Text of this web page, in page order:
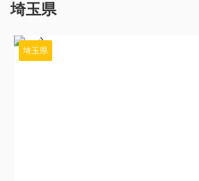
埼玉県
埼玉県